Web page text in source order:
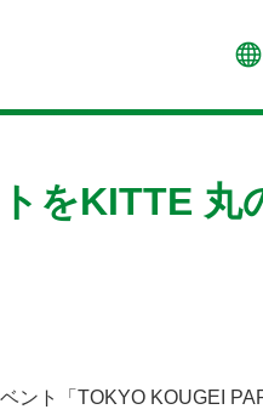
をKITTE 丸
ント「TOKYO KOUGEI